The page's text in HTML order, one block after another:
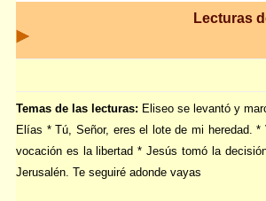
Lecturas
Temas de las lecturas: Eliseo se levantó y
Elías * Tú, Señor, eres el lote de mi heredad. *
vocación es la libertad * Jesús tomó la
Jerusalén. Te seguiré adonde vayas